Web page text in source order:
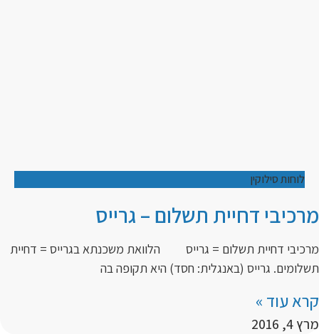
לוחות סילוקין
מרכיבי דחיית תשלום – גרייס
מרכיבי דחיית תשלום = גרייס הלוואת משכנתא בגרייס = דחיית
תשלומים. גרייס (באנגלית: חסד) היא תקופה בה
קרא עוד »
מרץ 4, 2016